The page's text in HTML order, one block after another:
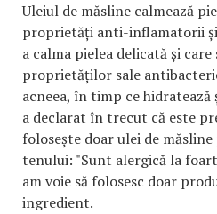
Uleiul de măsline calmează
proprietăți anti-inflamatorii
a calma pielea delicată și
proprietăților sale
acneea, în timp ce hidratează
a declarat în trecut că este
folosește doar ulei de
tenului: "Sunt alergică la
am voie să folosesc doar
ingredient.